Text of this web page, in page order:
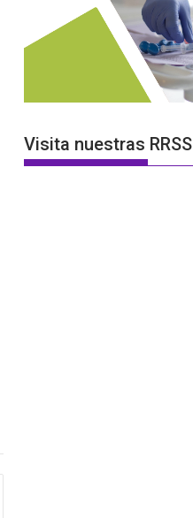
Visita nuestras RRSS